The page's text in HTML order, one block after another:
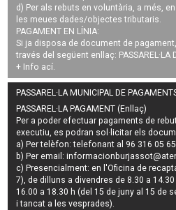
d) Per als rebuts en voluntària, a més,
les meues dades/objectes tributaris.
PAGAMENT EN LÍNIA:
Si ja disposa de document de
través del següent enllaç:
+ Info ací.
PASSAREL·LA MUNICIPAL DE
PASSAREL·LA PAGAMENT (Enllaç)
Per a poder efectuar pagaments de
executiu, es podran sol·licitar els
a) Per telèfon: telefonant al 96 316 05
b) Per email:
c) Presencialment: en l'Oficina de
7), de dilluns a divendres de 8.30 a
16.00 a 18.30 h (del 15 de juny al 15 de
i tancat a les vesprades).